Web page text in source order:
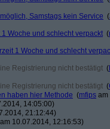
Samstags kein Service (
Woche und schlecht verpackt (
1 Woche und schlecht
Registrierung nicht bestätigt (
Registrierung nicht bestätigt (
haben hier Methode (mfips am
14:05:00)
21:12:44)
am 10.07.2014, 12:16:53)